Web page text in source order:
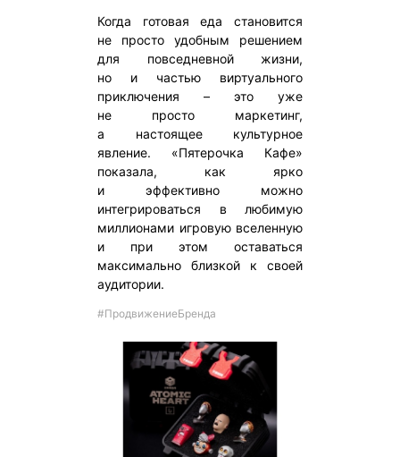
Когда готовая еда становится
не просто удобным решением
для повседневной жизни,
но и частью виртуального
приключения – это уже
не просто маркетинг,
а настоящее культурное
явление. «Пятерочка Кафе»
показала, как ярко
и эффективно можно
интегрироваться в любимую
миллионами игровую вселенную
и при этом оставаться
максимально близкой к своей
аудитории.
#ПродвижениеБренда